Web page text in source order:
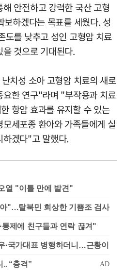
안전하고 강력한 국산 고형
하겠다는 목표를 세웠다. 성
도를 낮추고 성인 고형암 치료
것으로 기대된다.
치성 소아 고형암 치료의 새로
요한 연구"라며 "부작용과 치료
항암 효과를 유지할 수 있는
세포종 환아와 가족들에게 실
하겠다"고 말했다.
열 "이틀 만에 발견"
"…탈북민 회상한 기쁨조 검사
통제에 친구들과 연락 끊겨"
·국가대표 병행하더니…근황이